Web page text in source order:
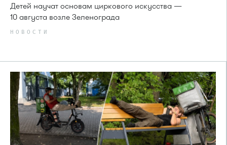
Детей научат основам циркового искусства —
10 августа возле Зеленограда
НОВОСТИ